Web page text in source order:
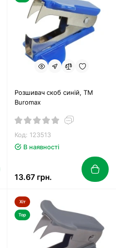
Розшивач скоб синій, ТМ
Buromax
Код: 123513
В наявності
13.67 грн.
Хіт
Top